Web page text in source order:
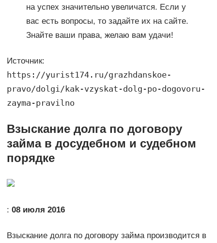
на успех значительно увеличатся. Если у
вас есть вопросы, то задайте их на сайте.
Знайте ваши права, желаю вам удачи!
Источник:
https://yurist174.ru/grazhdanskoe-
pravo/dolgi/kak-vzyskat-dolg-po-dogovoru-
zayma-pravilno
Взыскание долга по договору
займа в досудебном и судебном
порядке
: 08 июля 2016
Взыскание долга по договору займа производится в